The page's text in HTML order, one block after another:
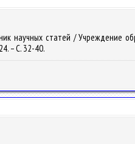
научных статей / Учреждение
– С. 32-40.